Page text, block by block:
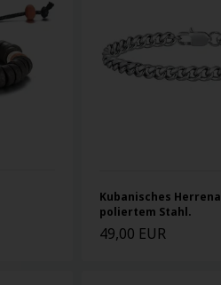
Kubanisches
poliertem Stahl.
49,00 EUR